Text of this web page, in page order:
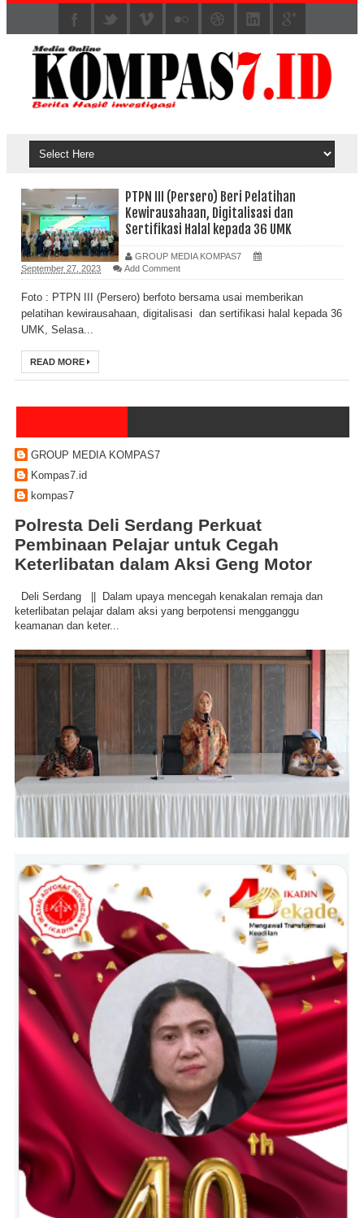
PTPN III (Persero) Beri Pelatihan
Kewirausahaan, Digitalisasi dan
Sertifikasi Halal kepada 36 UMK
GROUP MEDIA KOMPAS7
September 27, 2023
Add Comment
Foto : PTPN III (Persero) berfoto bersama usai memberikan
pelatihan kewirausahaan, digitalisasi dan sertifikasi halal kepada 36
UMK, Selasa...
READ MORE
GROUP MEDIA KOMPAS7
Kompas7.id
kompas7
Polresta Deli Serdang Perkuat
Pembinaan Pelajar untuk Cegah
Keterlibatan dalam Aksi Geng Motor
Deli Serdang || Dalam upaya mencegah kenakalan remaja dan
keterlibatan pelajar dalam aksi yang berpotensi mengganggu
keamanan dan keter...